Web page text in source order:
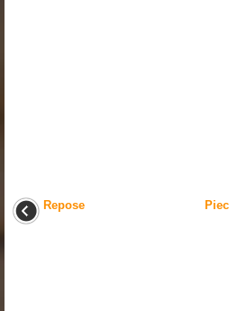
Repose